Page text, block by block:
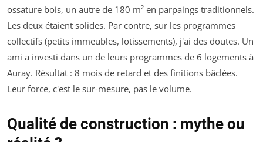
ossature bois, un autre de 180 m² en parpaings traditionnels.
Les deux étaient solides. Par contre, sur les programmes
collectifs (petits immeubles, lotissements), j'ai des doutes. Un
ami a investi dans un de leurs programmes de 6 logements à
Auray. Résultat : 8 mois de retard et des finitions bâclées.
Leur force, c'est le sur-mesure, pas le volume.
Qualité de construction : mythe ou